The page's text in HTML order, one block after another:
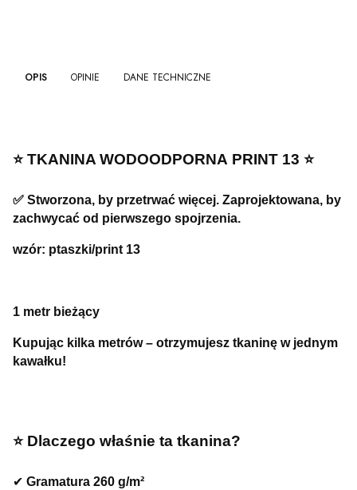
OPIS OPINIE DANE TECHNICZNE
⭐️ TKANINA WODOODPORNA PRINT 13 ⭐️
✅ Stworzona, by przetrwać więcej. Zaprojektowana, by
zachwycać od pierwszego spojrzenia.
wzór: ptaszki/print 13
1 metr bieżący
Kupując kilka metrów – otrzymujesz tkaninę w jednym
kawałku!
⭐️ Dlaczego właśnie ta tkanina?
✔ Gramatura 260 g/m²